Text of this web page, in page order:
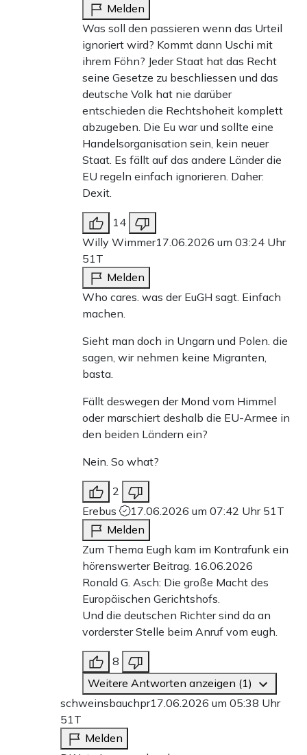
Melden
Was soll den passieren wenn das Urteil
ignoriert wird? Kommt dann Uschi mit
ihrem Föhn? Jeder Staat hat das Recht
seine Gesetze zu beschliessen und das
deutsche Volk hat nie darüber
entschieden die Rechtshoheit komplett
abzugeben. Die Eu war und sollte eine
Handelsorganisation sein, kein neuer
Staat. Es fällt auf das andere Länder die
EU regeln einfach ignorieren. Daher:
Dexit.
14
Willy Wimmer17.06.2026 um 03:24 Uhr
51T
Melden
Who cares. was der EuGH sagt. Einfach
machen.
Sieht man doch in Ungarn und Polen. die
sagen, wir nehmen keine Migranten,
basta.
Fällt deswegen der Mond vom Himmel
oder marschiert deshalb die EU-Armee in
den beiden Ländern ein?
Nein. So what?
2
Erebus
17.06.2026 um 07:42 Uhr 51T
Melden
Zum Thema Eugh kam im Kontrafunk ein
hörenswerter Beitrag. 16.06.2026
Ronald G. Asch: Die große Macht des
Europäischen Gerichtshofs.
Und die deutschen Richter sind da an
vorderster Stelle beim Anruf vom eugh.
8
Weitere Antworten anzeigen (1)
schweinsbauchpr17.06.2026 um 05:38 Uhr
51T
Melden